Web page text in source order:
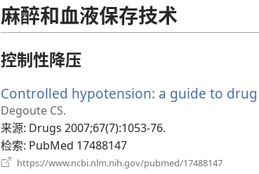
麻醉和血液保存技术
控制性降压
Controlled hypotension: a guide to drug
Degoute CS.
来源‎: Drugs 2007;67(7):1053-76.
检索‎: PubMed 17488147
https://www.ncbi.nlm.nih.gov/pubmed/17488147